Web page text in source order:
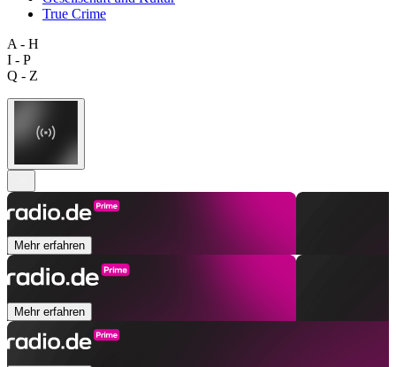
True Crime
A - H
I - P
Q - Z
Mehr erfahren
Mehr erfahren